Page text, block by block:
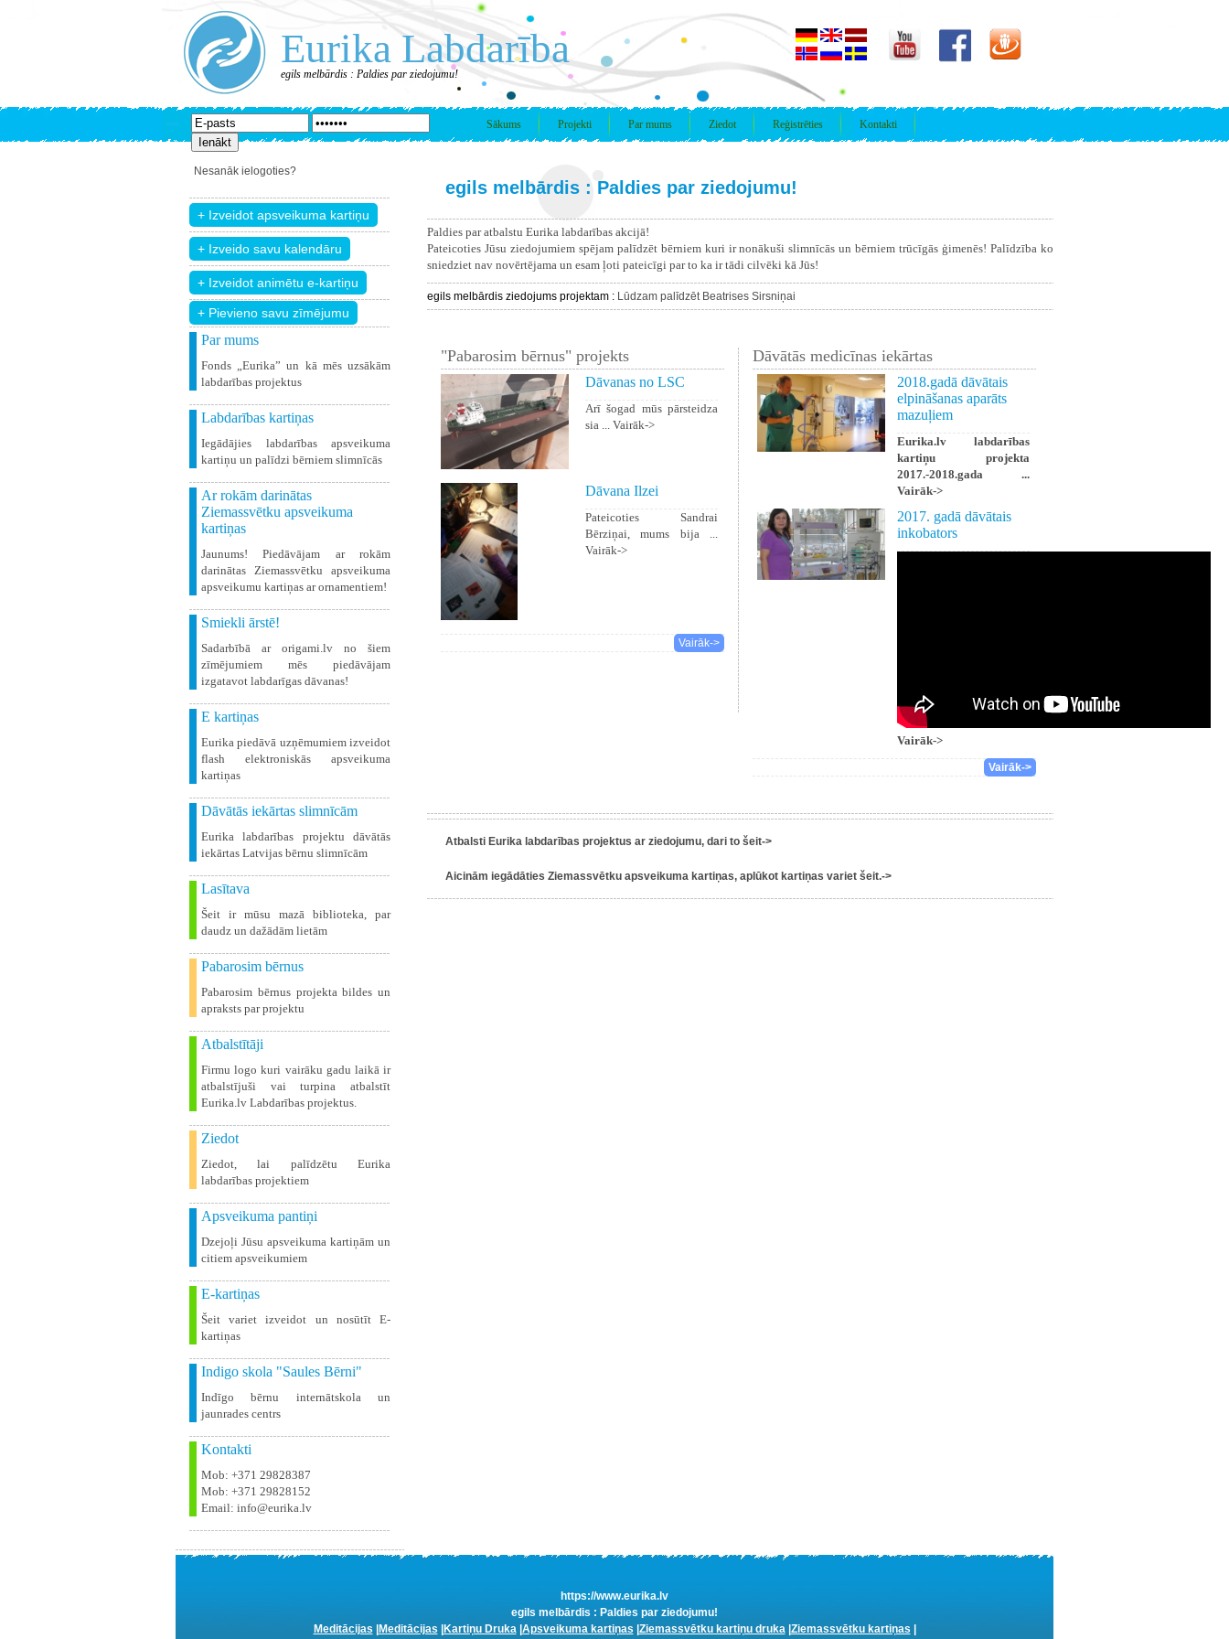
Eurika Labdarība
egils melbārdis : Paldies par ziedojumu!
Sākums Projekti Par mums Ziedot Reģistrēties Kontakti
Nesanāk ielogoties?
+ Pievieno savu zīmējumu
Par mums
Fonds „Eurika” un kā mēs uzsākām
labdarības projektus
Labdarības kartiņas
Iegādājies labdarības apsveikuma
kartiņu un palīdzi bērniem slimnīcās
Ar rokām darinātas
Ziemassvētku apsveikuma
kartiņas
Jaunums! Piedāvājam ar rokām
darinātas Ziemassvētku apsveikuma
apsveikumu kartiņas ar ornamentiem!
Smiekli ārstē!
Sadarbībā ar origami.lv no šiem
zīmējumiem mēs piedāvājam
izgatavot labdarīgas dāvanas!
E kartiņas
Eurika piedāvā uzņēmumiem izveidot
flash elektroniskās apsveikuma
kartiņas
Dāvātās iekārtas slimnīcām
Eurika labdarības projektu dāvātās
iekārtas Latvijas bērnu slimnīcām
Lasītava
Šeit ir mūsu mazā biblioteka, par
daudz un dažādām lietām
Pabarosim bērnus
Pabarosim bērnus projekta bildes un
apraksts par projektu
Atbalstītāji
Firmu logo kuri vairāku gadu laikā ir
atbalstījuši vai turpina atbalstīt
Eurika.lv Labdarības projektus.
Ziedot
Ziedot, lai palīdzētu Eurika
labdarības projektiem
Apsveikuma pantiņi
Dzejoļi Jūsu apsveikuma kartiņām un
citiem apsveikumiem
E-kartiņas
Šeit variet izveidot un nosūtīt E-
kartiņas
Indigo skola "Saules Bērni"
Indīgo bērnu internātskola un
jaunrades centrs
Kontakti
Mob: +371 29828387
Mob: +371 29828152
Email: info@eurika.lv
egils melbārdis : Paldies par ziedojumu!
Paldies par atbalstu Eurika labdarības akcijā!
Pateicoties Jūsu ziedojumiem spējam palīdzēt bērniem kuri ir nonākuši slimnīcās un bērniem trūcīgās ģimenēs! Palīdzība ko
sniedziet nav novērtējama un esam ļoti pateicīgi par to ka ir tādi cilvēki kā Jūs!
egils melbārdis ziedojums projektam : Lūdzam palīdzēt Beatrises Sirsniņai
"Pabarosim bērnus" projekts
Dāvanas no LSC
Arī šogad mūs pārsteidza
sia ... Vairāk->
Dāvana Ilzei
Pateicoties Sandrai
Bērziņai, mums bija ...
Vairāk->
Vairāk->
Dāvātās medicīnas iekārtas
2018.gadā dāvātais
elpināšanas aparāts
mazuļiem
Eurika.lv labdarības
kartiņu projekta
2017.-2018.gada ...
Vairāk->
2017. gadā dāvātais
inkobators
Vairāk->
Vairāk->
Atbalsti Eurika labdarības projektus ar ziedojumu, dari to šeit->
Aicinām iegādāties Ziemassvētku apsveikuma kartiņas, aplūkot kartiņas variet šeit.->
https://www.eurika.lv
egils melbārdis : Paldies par ziedojumu!
Meditācijas
Meditācijas Kartiņu Druka| Apsveikuma kartiņas Ziemassvētku kartiņu druka| Ziemassvētku kartiņas